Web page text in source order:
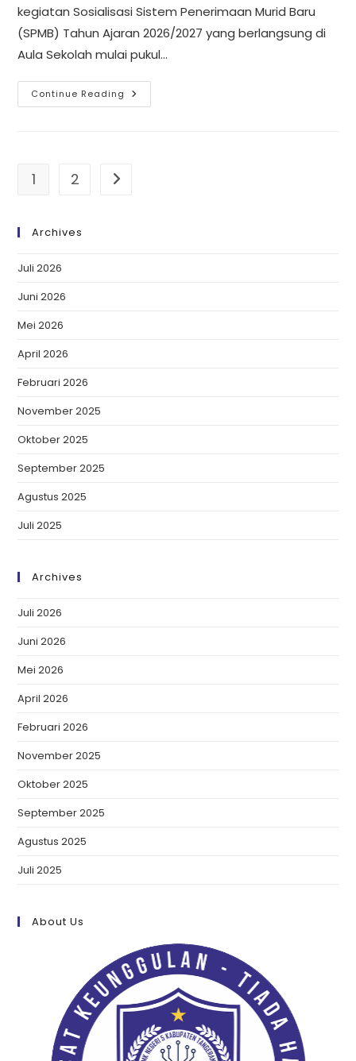
kegiatan Sosialisasi Sistem Penerimaan Murid Baru
(SPMB) Tahun Ajaran 2026/2027 yang berlangsung di
Aula Sekolah mulai pukul…
Continue Reading
1 2
Archives
Juli 2026
Juni 2026
Mei 2026
April 2026
Februari 2026
November 2025
Oktober 2025
September 2025
Agustus 2025
Juli 2025
Archives
Juli 2026
Juni 2026
Mei 2026
April 2026
Februari 2026
November 2025
Oktober 2025
September 2025
Agustus 2025
Juli 2025
About Us